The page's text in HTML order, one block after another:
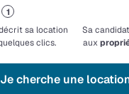
sa location
clics.
Sa
aux
Je cherche une